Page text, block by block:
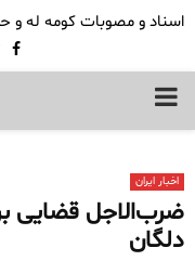
اسناد و مصوبات کومه له و
PRIMARY
اخبار ایران
ضرب‌الاجل قضایی
دلگان